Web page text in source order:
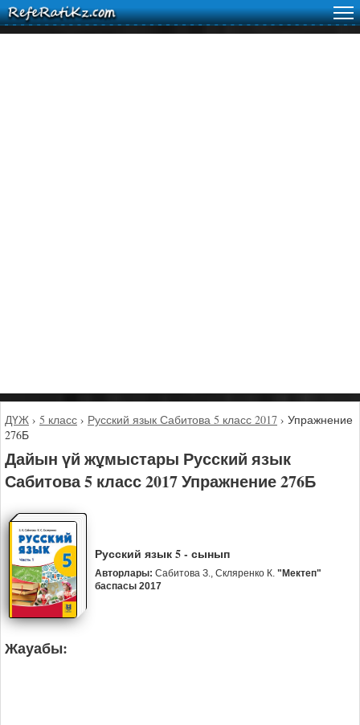
ДҮЖ › 5 класс › Русский язык Сабитова 5 класс 2017 › Упражнение
276Б
Дайын үй жұмыстары Русский язык
Сабитова 5 класс 2017 Упражнение 276Б
Русский язык 5 - сынып
Авторлары: Сабитова З., Скляренко К. "Мектеп"
баспасы 2017
Жауабы: